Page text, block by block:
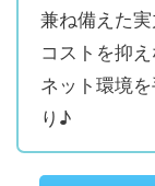
兼ね備えた実
コストを抑
ネット環境
り♪